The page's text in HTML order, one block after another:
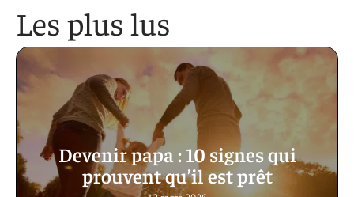
Les plus lus
Devenir papa : 10 signes qui
prouvent qu’il est prêt